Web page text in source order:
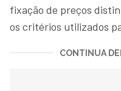
fixação de preços
os critérios utilizados
CONTINUA